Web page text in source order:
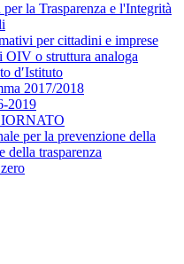
per la Trasparenza e l'Integrità
per cittadini e imprese
OIV o struttura analoga
d′Istituto
2017/2018
2019
per la prevenzione della
della trasparenza